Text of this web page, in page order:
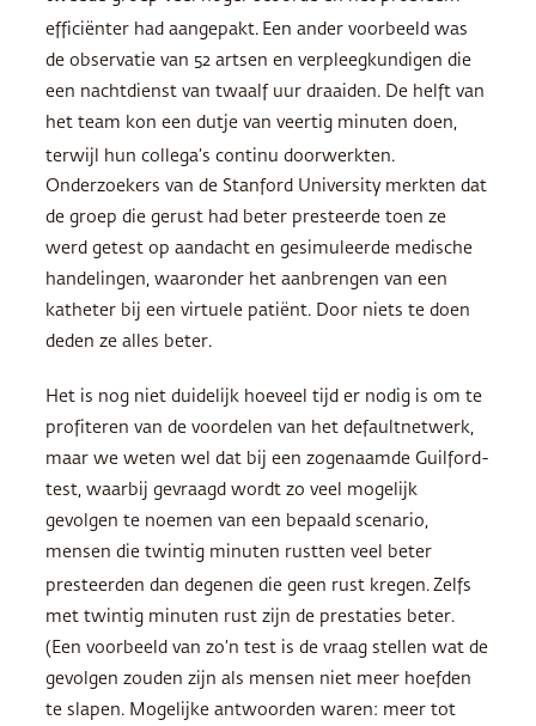
efficiënter had aangepakt. Een ander voorbeeld was
de observatie van 52 artsen en verpleegkundigen die
een nachtdienst van twaalf uur draaiden. De helft van
het team kon een dutje van veertig minuten doen,
terwijl hun collega’s continu doorwerkten.
Onderzoekers van de Stanford University merkten dat
de groep die gerust had beter presteerde toen ze
werd getest op aandacht en gesimuleerde medische
handelingen, waaronder het aanbrengen van een
katheter bij een virtuele patiënt. Door niets te doen
deden ze alles beter.
Het is nog niet duidelijk hoeveel tijd er nodig is om te
profiteren van de voordelen van het defaultnetwerk,
maar we weten wel dat bij een zogenaamde Guilford-
test, waarbij gevraagd wordt zo veel mogelijk
gevolgen te noemen van een bepaald scenario,
mensen die twintig minuten rustten veel beter
presteerden dan degenen die geen rust kregen. Zelfs
met twintig minuten rust zijn de prestaties beter.
(Een voorbeeld van zo’n test is de vraag stellen wat de
gevolgen zouden zijn als mensen niet meer hoefden
te slapen. Mogelijke antwoorden waren: meer tot